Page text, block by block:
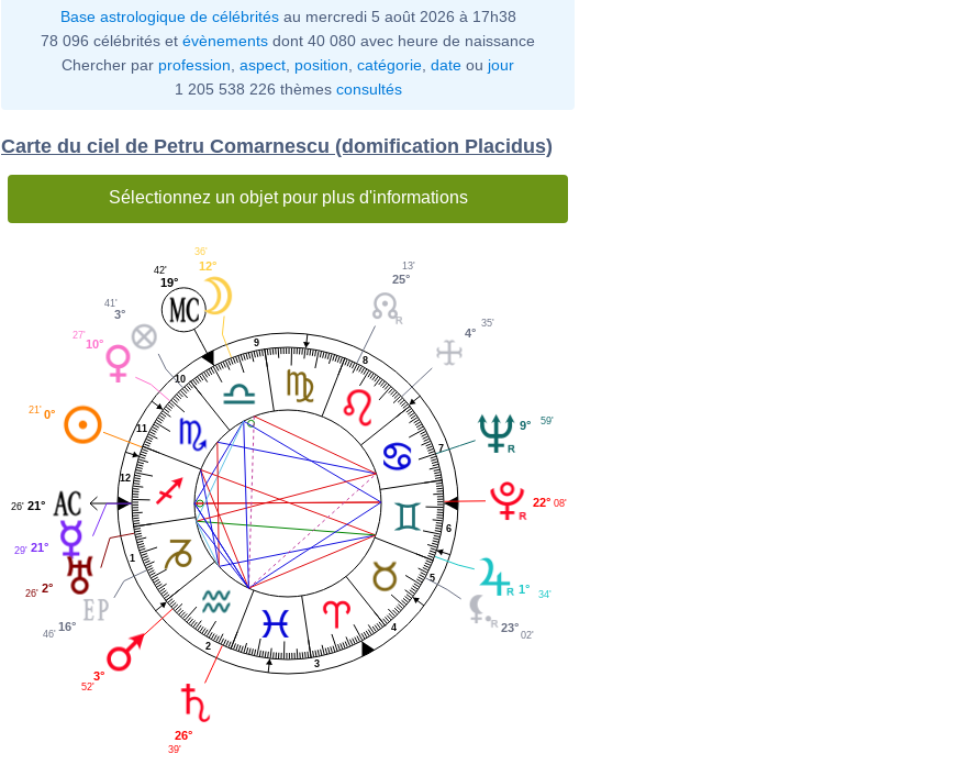
Base astrologique de célébritésau mercredi 5 août 2026 à 17h38
78 096 célébrités et évènements dont 40 080 avec heure de naissance
Chercher par profession aspect position catégorie date ou jour
1 205 538 226 thèmes consultés
Carte du ciel de Petru Comarnescu (domification Placidus)
Sélectionnez un objet pour plus d'informations
1
2
3
4
5
6
7
8
9
10
11
12
22° 08'
9° 59'
4°
35'
25°
13'
12°
36'
19°
42'
3°
41'
10°
27'
0°
21'
21°
26'
21°
29'
2°
26'
16°
46'
3°
52'
26°
39'
23°
02'
1° 34'